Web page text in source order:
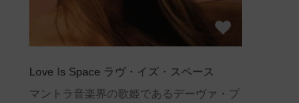
Love Is Space ラヴ・イズ・スペース
マントラ音楽界の歌姫であるデーヴァ・プ